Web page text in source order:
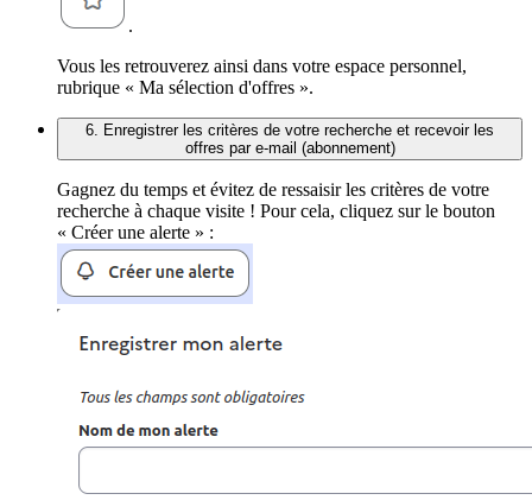
.
Vous les retrouverez ainsi dans votre espace personnel,
rubrique « Ma sélection d'offres ».
6. Enregistrer les critères de votre recherche et recevoir les
offres par e-mail (abonnement)
Gagnez du temps et évitez de ressaisir les critères de votre
recherche à chaque visite ! Pour cela, cliquez sur le bouton
« Créer une alerte » :